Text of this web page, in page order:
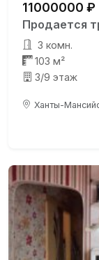
11000000 ₽
Продается
3 комн.
103 м²
3/9 этаж
Ханты-